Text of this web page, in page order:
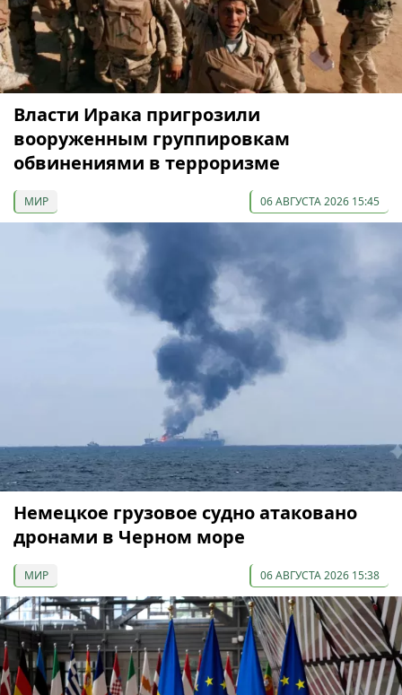
Власти Ирака пригрозили
вооруженным группировкам
обвинениями в терроризме
МИР 06 АВГУСТА 2026 15:45
Немецкое грузовое судно атаковано
дронами в Черном море
МИР 06 АВГУСТА 2026 15:38